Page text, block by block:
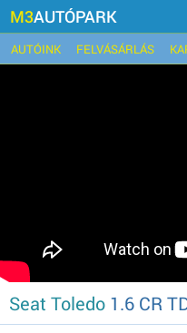
M3AUTÓPARK
AUTÓINK FELVÁSÁRLÁS
Seat Toledo 1.6 CR